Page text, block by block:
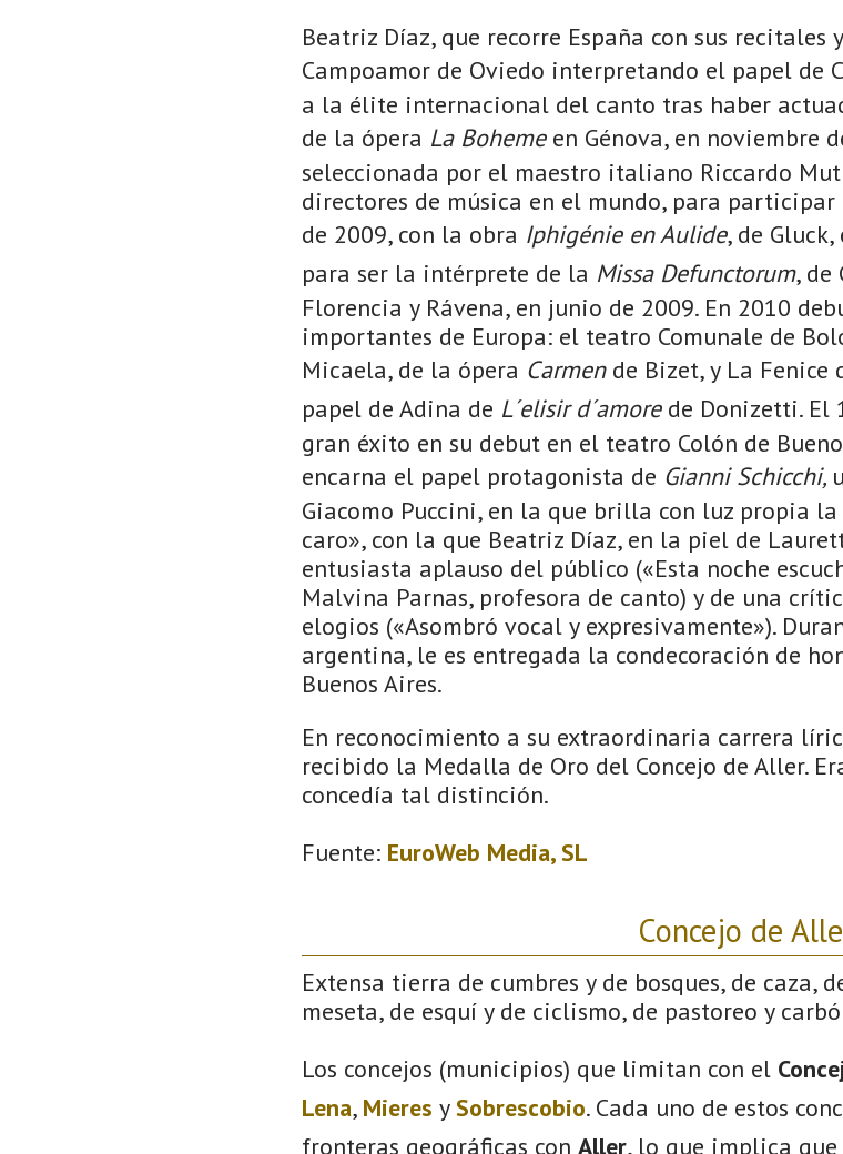
Beatriz Díaz, que recorre España con sus
Campoamor de Oviedo interpretando el papel de
a la élite internacional del canto tras haber
de la ópera La Boheme en Génova, en noviembre
seleccionada por el maestro italiano Riccardo
directores de música en el mundo, para participar
de 2009, con la obra Iphigénie en Aulide, de
para ser la intérprete de la Missa Defunctorum, de
Florencia y Rávena, en junio de 2009. En 2010
importantes de Europa: el teatro Comunale de
Micaela, de la ópera Carmende Bizet, y La Fenice
papel de Adina de L´elisir d´amorede Donizetti. El
gran éxito en su debut en el teatro Colón de
encarna el papel protagonista de Gianni Schicchi,
Giacomo Puccini, en la que brilla con luz propia
caro», con la que Beatriz Díaz, en la piel de
entusiasta aplauso del público («Esta noche
Malvina Parnas, profesora de canto) y de una
elogios («Asombró vocal y expresivamente»).
argentina, le es entregada la condecoración de
Buenos Aires.
En reconocimiento a su extraordinaria carrera
recibido la Medalla de Oro del Concejo de Aller.
concedía tal distinción.
Fuente: EuroWeb Media, SL
Concejo de
Extensa tierra de cumbres y de bosques, de caza,
meseta, de esquí y de ciclismo, de pastoreo y
Los concejos (municipios) que limitan con el
Lena, Mieres ySobrescobio. Cada uno de estos
fronteras geográficas con Aller, lo que implica